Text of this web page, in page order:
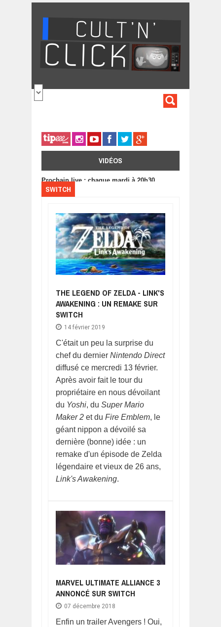
VIDÉOS
Prochain live : chaque mardi à 20h30
SWITCH
THE LEGEND OF ZELDA - LINK'S
AWAKENING : UN REMAKE SUR
SWITCH
14 février 2019
C'était un peu la surprise du
chef du dernier Nintendo Direct
diffusé ce mercredi 13 février.
Après avoir fait le tour du
propriétaire en nous dévoilant
du Yoshi, du Super Mario
Maker 2 et du Fire Emblem, le
géant nippon a dévoilé sa
dernière (bonne) idée : un
remake d'un épisode de Zelda
légendaire et vieux de 26 ans,
Link's Awakening.
MARVEL ULTIMATE ALLIANCE 3
ANNONCÉ SUR SWITCH
07 décembre 2018
Enfin un trailer Avengers ! Oui,